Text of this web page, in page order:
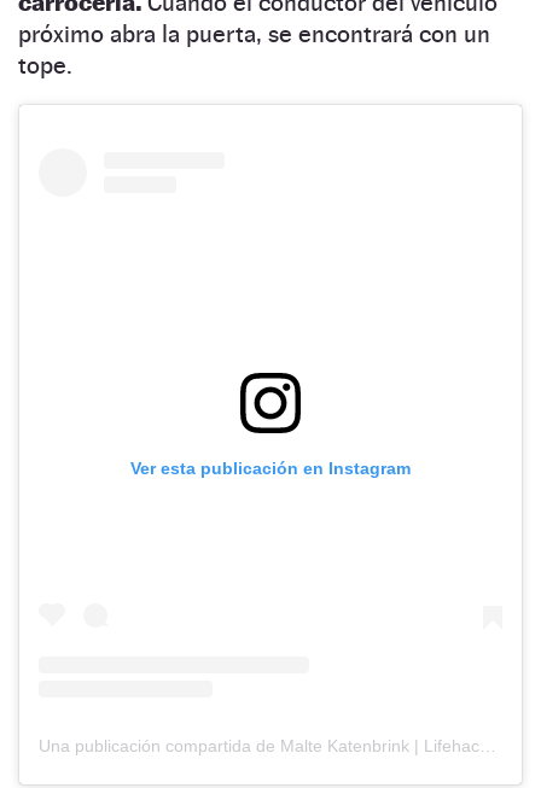
próximo abra la puerta, se encontrará con un
tope.
Ver esta publicación en Instagram
Una publicación compartida de Malte Katenbrink | Lifehacks (@aboutmalte)